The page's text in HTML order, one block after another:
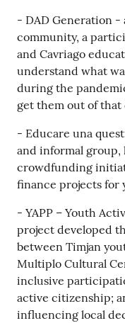
- DAD Generation -
community, a
and Cavriago
understand what
during the
get them out of
- Educare una
and informal group,
crowdfunding
finance projects for
- YAPP – Youth
project developed
between Timjan
Multiplo Cultural
inclusive
active citizenship;
influencing local